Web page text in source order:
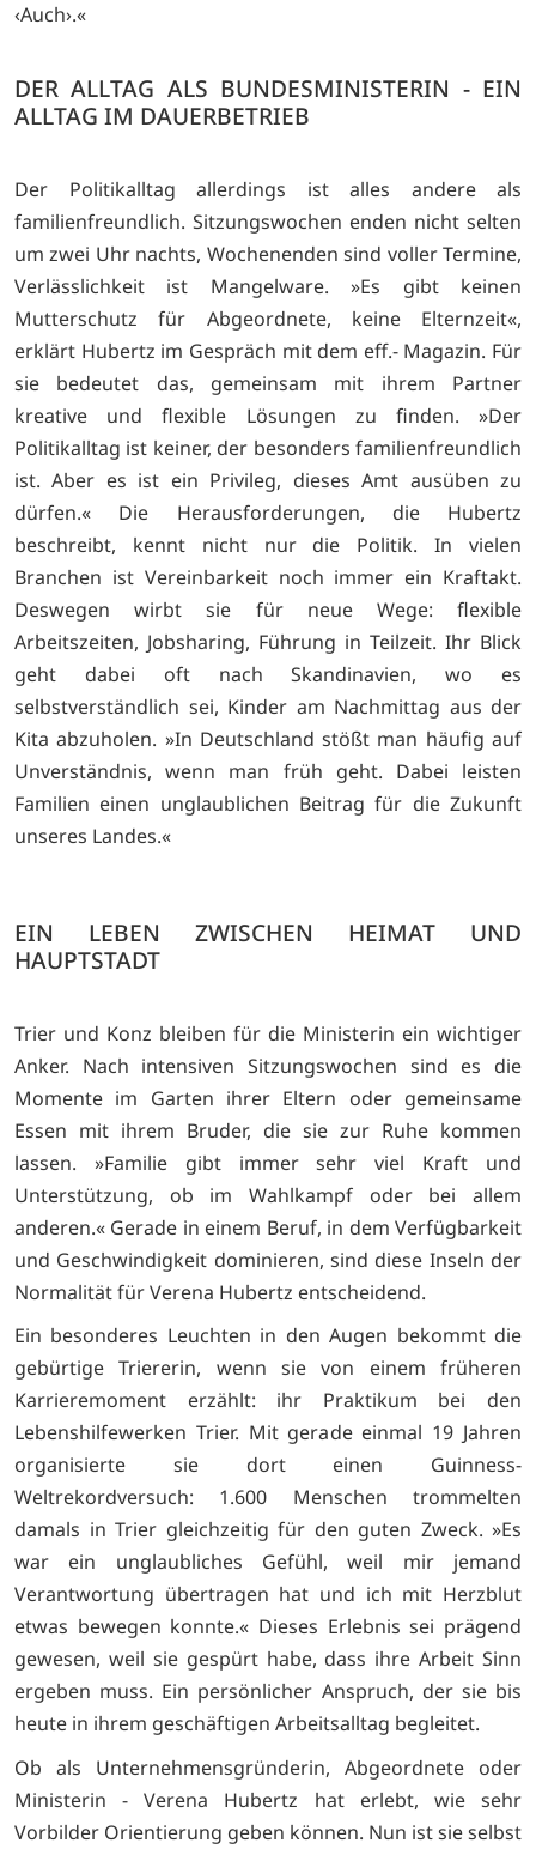
‹Auch›.«
DER ALLTAG ALS BUNDESMINISTERIN - EIN
ALLTAG IM DAUERBETRIEB
Der Politikalltag allerdings ist alles andere als
familienfreundlich. Sitzungswochen enden nicht selten
um zwei Uhr nachts, Wochenenden sind voller Termine,
Verlässlichkeit ist Mangelware. »Es gibt keinen
Mutterschutz für Abgeordnete, keine Elternzeit«,
erklärt Hubertz im Gespräch mit dem eff.- Magazin. Für
sie bedeutet das, gemeinsam mit ihrem Partner
kreative und flexible Lösungen zu finden. »Der
Politikalltag ist keiner, der besonders familienfreundlich
ist. Aber es ist ein Privileg, dieses Amt ausüben zu
dürfen.« Die Herausforderungen, die Hubertz
beschreibt, kennt nicht nur die Politik. In vielen
Branchen ist Vereinbarkeit noch immer ein Kraftakt.
Deswegen wirbt sie für neue Wege: flexible
Arbeitszeiten, Jobsharing, Führung in Teilzeit. Ihr Blick
geht dabei oft nach Skandinavien, wo es
selbstverständlich sei, Kinder am Nachmittag aus der
Kita abzuholen. »In Deutschland stößt man häufig auf
Unverständnis, wenn man früh geht. Dabei leisten
Familien einen unglaublichen Beitrag für die Zukunft
unseres Landes.«
EIN LEBEN ZWISCHEN HEIMAT UND
HAUPTSTADT
Trier und Konz bleiben für die Ministerin ein wichtiger
Anker. Nach intensiven Sitzungswochen sind es die
Momente im Garten ihrer Eltern oder gemeinsame
Essen mit ihrem Bruder, die sie zur Ruhe kommen
lassen. »Familie gibt immer sehr viel Kraft und
Unterstützung, ob im Wahlkampf oder bei allem
anderen.« Gerade in einem Beruf, in dem Verfügbarkeit
und Geschwindigkeit dominieren, sind diese Inseln der
Normalität für Verena Hubertz entscheidend.
Ein besonderes Leuchten in den Augen bekommt die
gebürtige Triererin, wenn sie von einem früheren
Karrieremoment erzählt: ihr Praktikum bei den
Lebenshilfewerken Trier. Mit gerade einmal 19 Jahren
organisierte sie dort einen Guinness-
Weltrekordversuch: 1.600 Menschen trommelten
damals in Trier gleichzeitig für den guten Zweck. »Es
war ein unglaubliches Gefühl, weil mir jemand
Verantwortung übertragen hat und ich mit Herzblut
etwas bewegen konnte.« Dieses Erlebnis sei prägend
gewesen, weil sie gespürt habe, dass ihre Arbeit Sinn
ergeben muss. Ein persönlicher Anspruch, der sie bis
heute in ihrem geschäftigen Arbeitsalltag begleitet.
Ob als Unternehmensgründerin, Abgeordnete oder
Ministerin - Verena Hubertz hat erlebt, wie sehr
Vorbilder Orientierung geben können. Nun ist sie selbst